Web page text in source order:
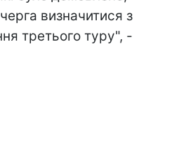
визначитися з
третього туру", -